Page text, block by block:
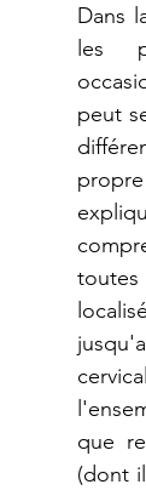
Dans
les
peut
que
(dont